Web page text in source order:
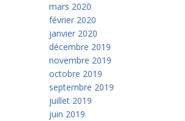
mars 2020
février 2020
janvier 2020
décembre 2019
novembre 2019
octobre 2019
septembre 2019
juillet 2019
juin 2019